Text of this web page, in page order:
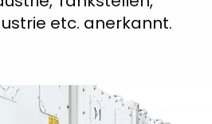
etc. anerkannt.